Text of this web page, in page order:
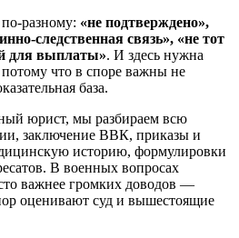
разному: «не подтверждено»,
следственная связь», «не тот
для выплаты». И здесь нужна
потому что в споре важны не
база.
юрист, мы разбираем всю
заключение ВВК, приказы и
историю, формулировки
В военных вопросах
важнее громких доводов —
оценивают суд и вышестоящие